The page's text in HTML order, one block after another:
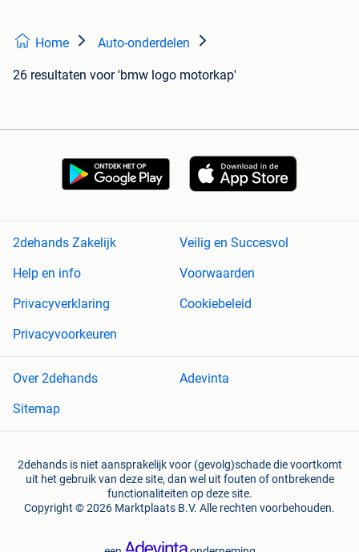
Home Auto-onderdelen
26 resultaten voor 'bmw logo motorkap'
2dehands Zakelijk
Veilig en Succesvol
Help en info
Voorwaarden
Privacyverklaring
Cookiebeleid
Privacyvoorkeuren
Over 2dehands
Adevinta
Sitemap
2dehands is niet aansprakelijk voor (gevolg)schade die voortkomt
uit het gebruik van deze site, dan wel uit fouten of ontbrekende
functionaliteiten op deze site.
Copyright © 2026 Marktplaats B.V. Alle rechten voorbehouden.